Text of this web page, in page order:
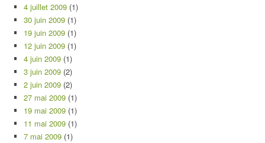
4 juillet 2009 (1)
30 juin 2009 (1)
19 juin 2009 (1)
12 juin 2009 (1)
4 juin 2009 (1)
3 juin 2009 (2)
2 juin 2009 (2)
27 mai 2009 (1)
19 mai 2009 (1)
11 mai 2009 (1)
7 mai 2009 (1)